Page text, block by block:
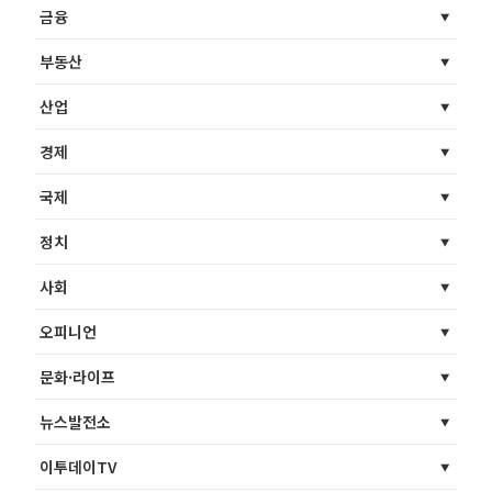
금융
부동산
산업
경제
국제
정치
사회
오피니언
문화·라이프
뉴스발전소
이투데이TV